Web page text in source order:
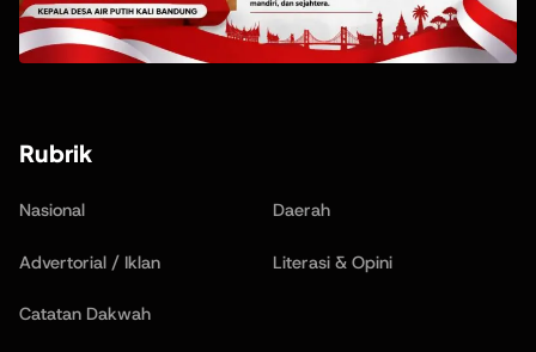
Rubrik
Nasional Daerah
Advertorial / Iklan Literasi & Opini
Catatan Dakwah